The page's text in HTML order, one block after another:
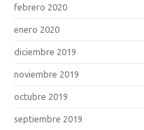
febrero 2020
enero 2020
diciembre 2019
noviembre 2019
octubre 2019
septiembre 2019